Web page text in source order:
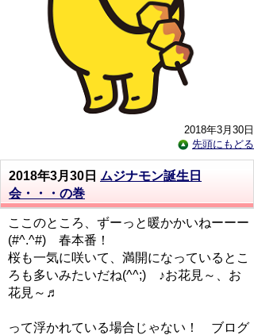
2018年3月30日
先頭にもどる
2018年3月30日 ムジナモン誕生日
会・・・の巻
ここのところ、ずーっと暖かかいねーーー
(#^.^#) 春本番！
桜も一気に咲いて、満開になっているとこ
ろも多いみたいだね(^^;) ♪お花見～、お
花見～♬
って浮かれている場合じゃない！ ブログ